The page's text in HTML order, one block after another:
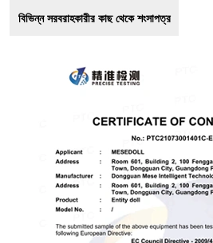
বিভিন্ন সরবরাহকারীর কাছ থেকে শংসাপত্র